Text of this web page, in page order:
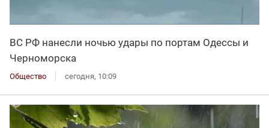
ВС РФ нанесли ночью удары по портам Одессы и
Черноморска
Общество сегодня, 10:09